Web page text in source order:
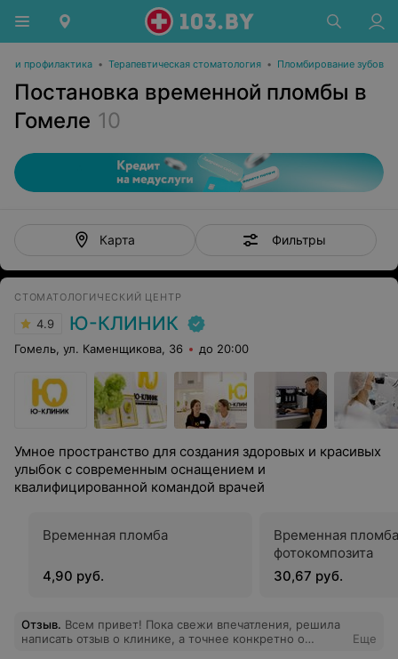
и профилактика • Терапевтическая стоматология • Пломбирование зубов
Постановка временной пломбы в
Гомеле 10
Карта Фильтры
СТОМАТОЛОГИЧЕСКИЙ ЦЕНТР
4.9 Ю-КЛИНИК
Гомель, ул. Каменщикова, 36 до 20:00
Умное пространство для создания здоровых и красивых
улыбок с современным оснащением и
квалифицированной командой врачей
Временная пломба
4,90 руб.
Временная
фотокомпозита
30,67 руб.
Отзыв. Всем привет! Пока свежи впечатления, решила
написать отзыв о клинике, а точнее конкретно о
Еще